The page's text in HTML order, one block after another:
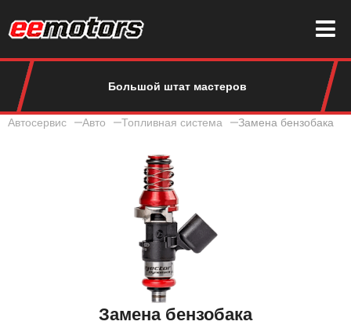
Автосервис Авто Топливная система Замена бензобака
Замена бензобака
Большой штат мастеров